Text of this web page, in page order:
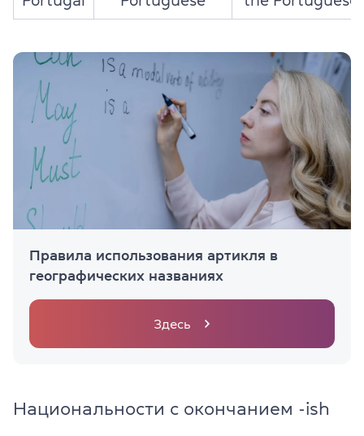
Правила использования артикля в
географических названиях
Здесь
Национальности с окончанием -ish